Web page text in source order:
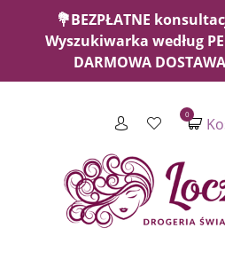
💐BEZPŁATNE
Wyszukiwarka według
DARMOWA
0